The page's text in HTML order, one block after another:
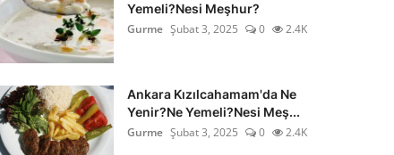
Yemeli?Nesi Meşhur?
Gurme Şubat 3, 2025 0 2.4K
Ankara Kızılcahamam'da Ne
Yenir?Ne Yemeli?Nesi Meş...
Gurme Şubat 3, 2025 0 2.4K